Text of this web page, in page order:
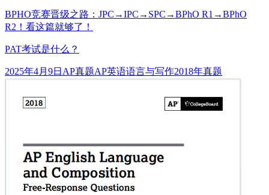
BPHO竞赛晋级之路：JPC→IPC→SPC→BPhO R1→BPhO
R2！看这篇就够了！
PAT考试是什么？
发
2025年4月9日 分
AP真题标
AP英语语言与写作2018年真题